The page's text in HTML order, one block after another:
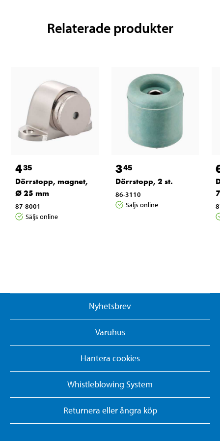
Relaterade produkter
435
Dörrstopp, magnet,
Ø 25 mm
87-8001
Säljs online
345
Dörrstopp, 2 st.
86-3110
Säljs online
Nyhetsbrev
Varuhus
Hantera cookies
Whistleblowing System
Returnera eller ångra köp